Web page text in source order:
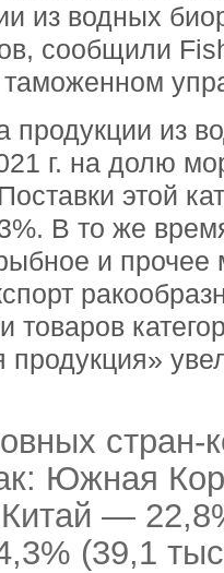
из водных
сообщили
продукции из
г. на долю
этой
В то же
и
продукция»
стран-
Южная
—
(39,1